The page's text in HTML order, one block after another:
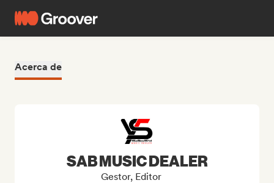
Acerca de
SAB MUSIC DEALER
Gestor, Editor